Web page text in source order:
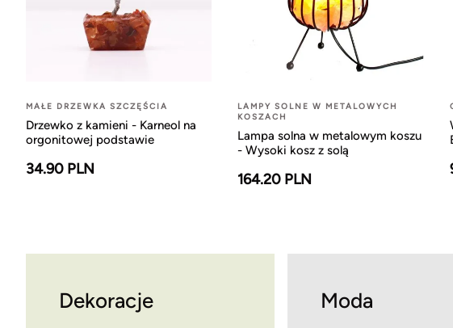
MAŁE DRZEWKA SZCZĘŚCIA
Drzewko z kamieni - Karneol na
orgonitowej podstawie
34.90 PLN
LAMPY SOLNE W METALOWYCH
KOSZACH
Lampa solna w metalowym koszu
- Wysoki kosz z solą
164.20 PLN
Dekoracje Moda